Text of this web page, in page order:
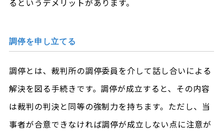
調停を申し立てる
調停とは、裁判所の調停委員を介して話し合いによる
解決を図る手続きです。調停が成立すると、その内容
は裁判の判決と同等の強制力を持ちます。ただし、当
事者が合意できなければ調停が成立しない点に注意が